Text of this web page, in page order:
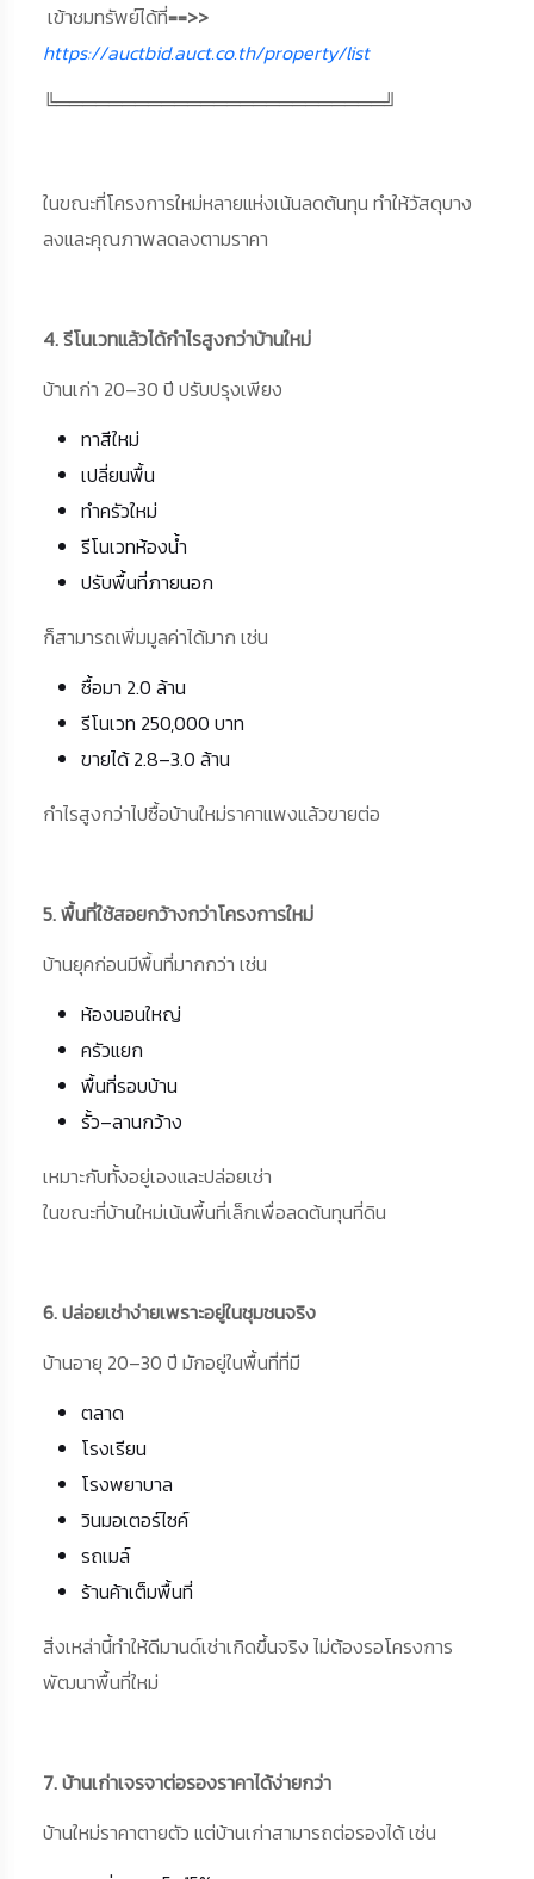
เข้าชมทรัพย์ได้ที่==>>
https://auctbid.auct.co.th/property/list
╚═════════════════════════╝
ในขณะที่โครงการใหม่หลายแห่งเน้นลดต้นทุน ทำให้วัสดุบาง
ลงและคุณภาพลดลงตามราคา
4. รีโนเวทแล้วได้กำไรสูงกว่าบ้านใหม่
บ้านเก่า 20–30 ปี ปรับปรุงเพียง
ทาสีใหม่
เปลี่ยนพื้น
ทำครัวใหม่
รีโนเวทห้องน้ำ
ปรับพื้นที่ภายนอก
ก็สามารถเพิ่มมูลค่าได้มาก เช่น
ซื้อมา 2.0 ล้าน
รีโนเวท 250,000 บาท
ขายได้ 2.8–3.0 ล้าน
กำไรสูงกว่าไปซื้อบ้านใหม่ราคาแพงแล้วขายต่อ
5. พื้นที่ใช้สอยกว้างกว่าโครงการใหม่
บ้านยุคก่อนมีพื้นที่มากกว่า เช่น
ห้องนอนใหญ่
ครัวแยก
พื้นที่รอบบ้าน
รั้ว–ลานกว้าง
เหมาะกับทั้งอยู่เองและปล่อยเช่า
ในขณะที่บ้านใหม่เน้นพื้นที่เล็กเพื่อลดต้นทุนที่ดิน
6. ปล่อยเช่าง่ายเพราะอยู่ในชุมชนจริง
บ้านอายุ 20–30 ปี มักอยู่ในพื้นที่ที่มี
ตลาด
โรงเรียน
โรงพยาบาล
วินมอเตอร์ไซค์
รถเมล์
ร้านค้าเต็มพื้นที่
สิ่งเหล่านี้ทำให้ดีมานด์เช่าเกิดขึ้นจริง ไม่ต้องรอโครงการ
พัฒนาพื้นที่ใหม่
7. บ้านเก่าเจรจาต่อรองราคาได้ง่ายกว่า
บ้านใหม่ราคาตายตัว แต่บ้านเก่าสามารถต่อรองได้ เช่น